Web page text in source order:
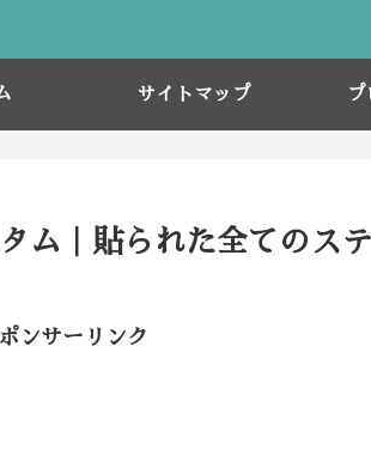
サイトマップ
ム｜貼られた全てのス
ンサーリンク